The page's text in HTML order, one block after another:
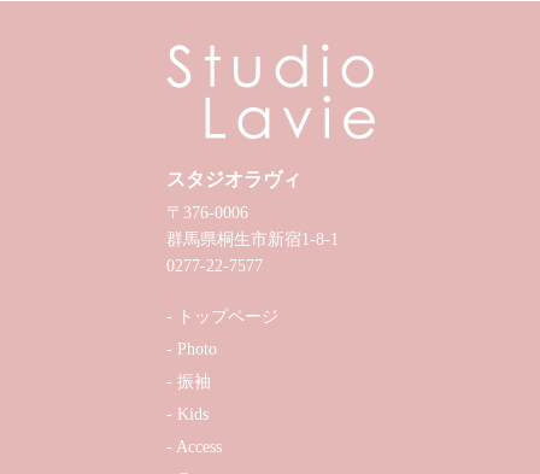
スタジオラヴィ
〒376-0006
群馬県桐生市新宿1-8-1
0277-22-7577
トップページ
Photo
振袖
Kids
Access